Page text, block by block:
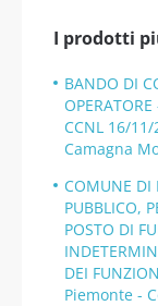
I prodotti
BANDO DI
CCNL 16/
Camagna
COMUNE DI
PUBBLICO,
POSTO DI
DEI
Piemonte -